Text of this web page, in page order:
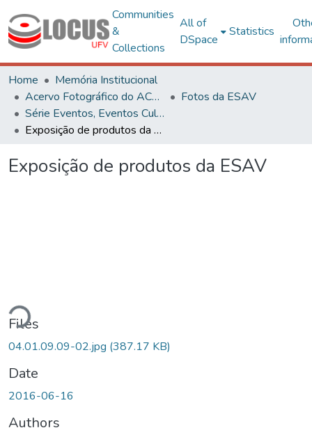
Communities
&
Collections
All of
DSpace
Statistics
Home
Memória Institucional
Acervo Fotográfico do ACH-UFV
Fotos da ESAV
Série Eventos, Eventos Culturais e Projetos
Exposição de produtos da ESAV
Exposição de produtos da ESAV
Files
04.01.09.09-02.jpg (387.17 KB)
Date
2016-06-16
Authors